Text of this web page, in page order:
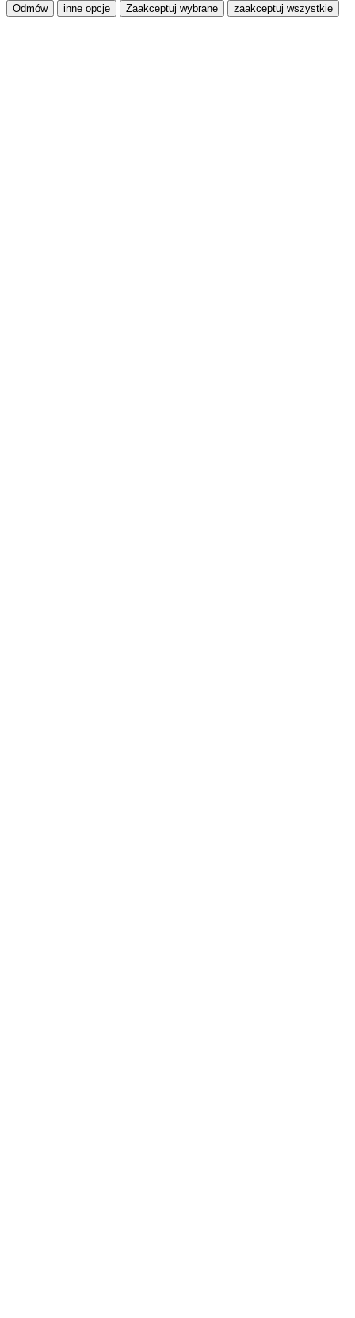
Odmów inne opcje Zaakceptuj wybrane zaakceptuj wszystkie